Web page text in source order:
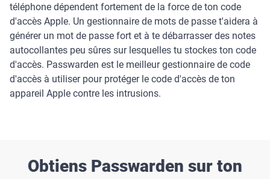
téléphone dépendent fortement de la force de ton code
d'accès Apple. Un gestionnaire de mots de passe t'aidera à
générer un mot de passe fort et à te débarrasser des notes
autocollantes peu sûres sur lesquelles tu stockes ton code
d'accès. Passwarden est le meilleur gestionnaire de code
d'accès à utiliser pour protéger le code d'accès de ton
appareil Apple contre les intrusions.
Obtiens Passwarden sur ton